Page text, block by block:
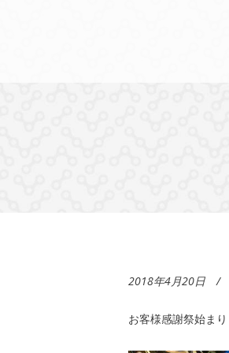
2018年4月20日
お客様感謝祭始ま